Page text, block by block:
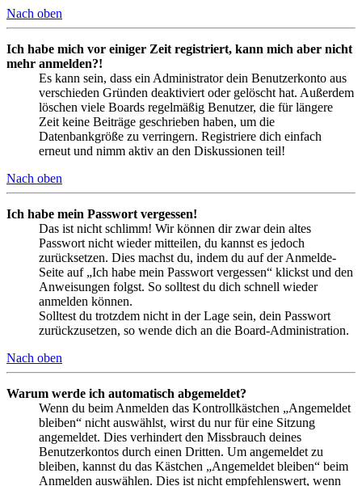
Nach oben
Ich habe mich vor einiger Zeit registriert, kann mich aber nicht
mehr anmelden?!
Es kann sein, dass ein Administrator dein Benutzerkonto aus
verschieden Gründen deaktiviert oder gelöscht hat. Außerdem
löschen viele Boards regelmäßig Benutzer, die für längere
Zeit keine Beiträge geschrieben haben, um die
Datenbankgröße zu verringern. Registriere dich einfach
erneut und nimm aktiv an den Diskussionen teil!
Nach oben
Ich habe mein Passwort vergessen!
Das ist nicht schlimm! Wir können dir zwar dein altes
Passwort nicht wieder mitteilen, du kannst es jedoch
zurücksetzen. Dies machst du, indem du auf der Anmelde-
Seite auf „Ich habe mein Passwort vergessen“ klickst und den
Anweisungen folgst. So solltest du dich schnell wieder
anmelden können.
Solltest du trotzdem nicht in der Lage sein, dein Passwort
zurückzusetzen, so wende dich an die Board-Administration.
Nach oben
Warum werde ich automatisch abgemeldet?
Wenn du beim Anmelden das Kontrollkästchen „Angemeldet
bleiben“ nicht auswählst, wirst du nur für eine Sitzung
angemeldet. Dies verhindert den Missbrauch deines
Benutzerkontos durch einen Dritten. Um angemeldet zu
bleiben, kannst du das Kästchen „Angemeldet bleiben“ beim
Anmelden auswählen. Dies ist nicht empfehlenswert, wenn